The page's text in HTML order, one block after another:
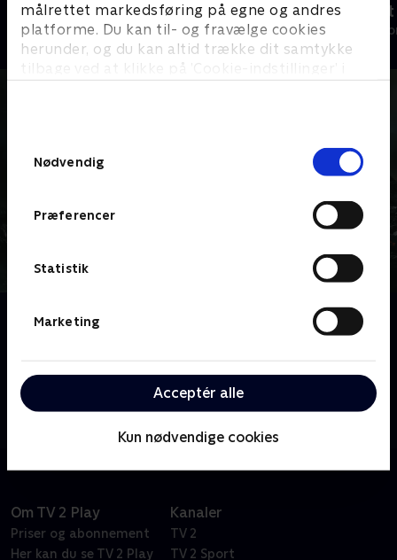
målrettet markedsføring på egne og andres
platforme. Du kan til- og fravælge cookies
herunder, og du kan altid trække dit samtykke
tilbage ved at klikke på ’Cookie-indstillinger’ i
Nødvendig
Præferencer
Statistik
Marketing
Acceptér alle
Kun nødvendige cookies
Happy fucking Pride
Drama • 1 sæsoner
Fake Patient
Drama • 1
Om Halo
Et storslået og menneskeligt sci-fi-drama, der
århundrede. Menneskehedens fremtid trues, da vores
veje krydser en magtfuld rumvæsenalliance ved navn
Om TV 2 Play
Priser og abonnement
Her kan du se TV 2 Play
Kanaler
TV 2
TV 2 Sport